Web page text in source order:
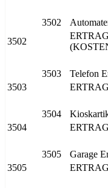
3502
3502
3503 Telefon
3503
3504
3504
3505 Garage
3505